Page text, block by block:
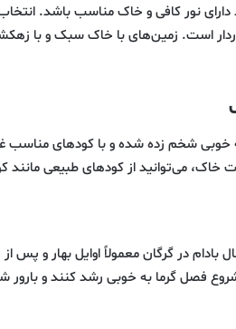
نور کافی و خاک مناسب باشد.
است. زمین‌های با خاک سبک و با
بادام در گرگان معمولاً اوایل بهار و
فصل گرما به خوبی رشد کنند و بارور